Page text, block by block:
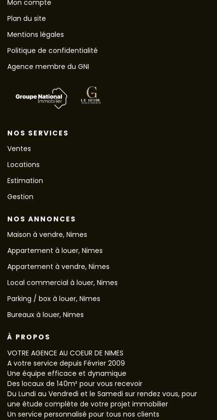
Mon compte
Plan du site
Mentions légales
Politique de confidentialité
Agence membre du GNI
NOS SERVICES
Ventes
Locations
Estimation
Gestion
NOS ANNONCES
Maison à vendre, Nimes
Appartement à louer, Nimes
Appartement à vendre, Nimes
Local commercial à louer, Nimes
Parking / box à louer, Nimes
Bureaux à louer, Nimes
À PROPOS
VOTRE AGENCE AU COEUR DE NIMES
A votre service depuis Février 2009
Une équipe efficace et dynamique
Des locaux de 140m² pour vous recevoir
Du Lundi au Vendredi et le Samedi sur rendez vous, pour
une étude complète de votre projet immobilier
Un service personnalisé pour tous nos clients